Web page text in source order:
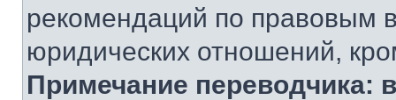
рекомендаций по правовым
юридических отношений,
Примечание переводчика: